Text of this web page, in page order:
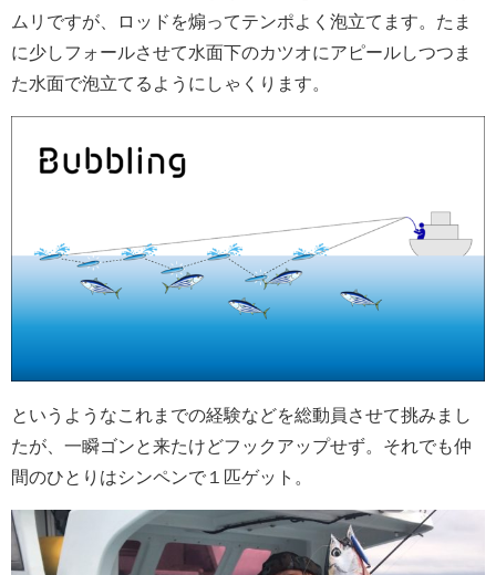
ムリですが、ロッドを煽ってテンポよく泡立てます。たま
に少しフォールさせて水面下のカツオにアピールしつつま
た水面で泡立てるようにしゃくります。
というようなこれまでの経験などを総動員させて挑みまし
たが、一瞬ゴンと来たけどフックアップせず。それでも仲
間のひとりはシンペンで１匹ゲット。